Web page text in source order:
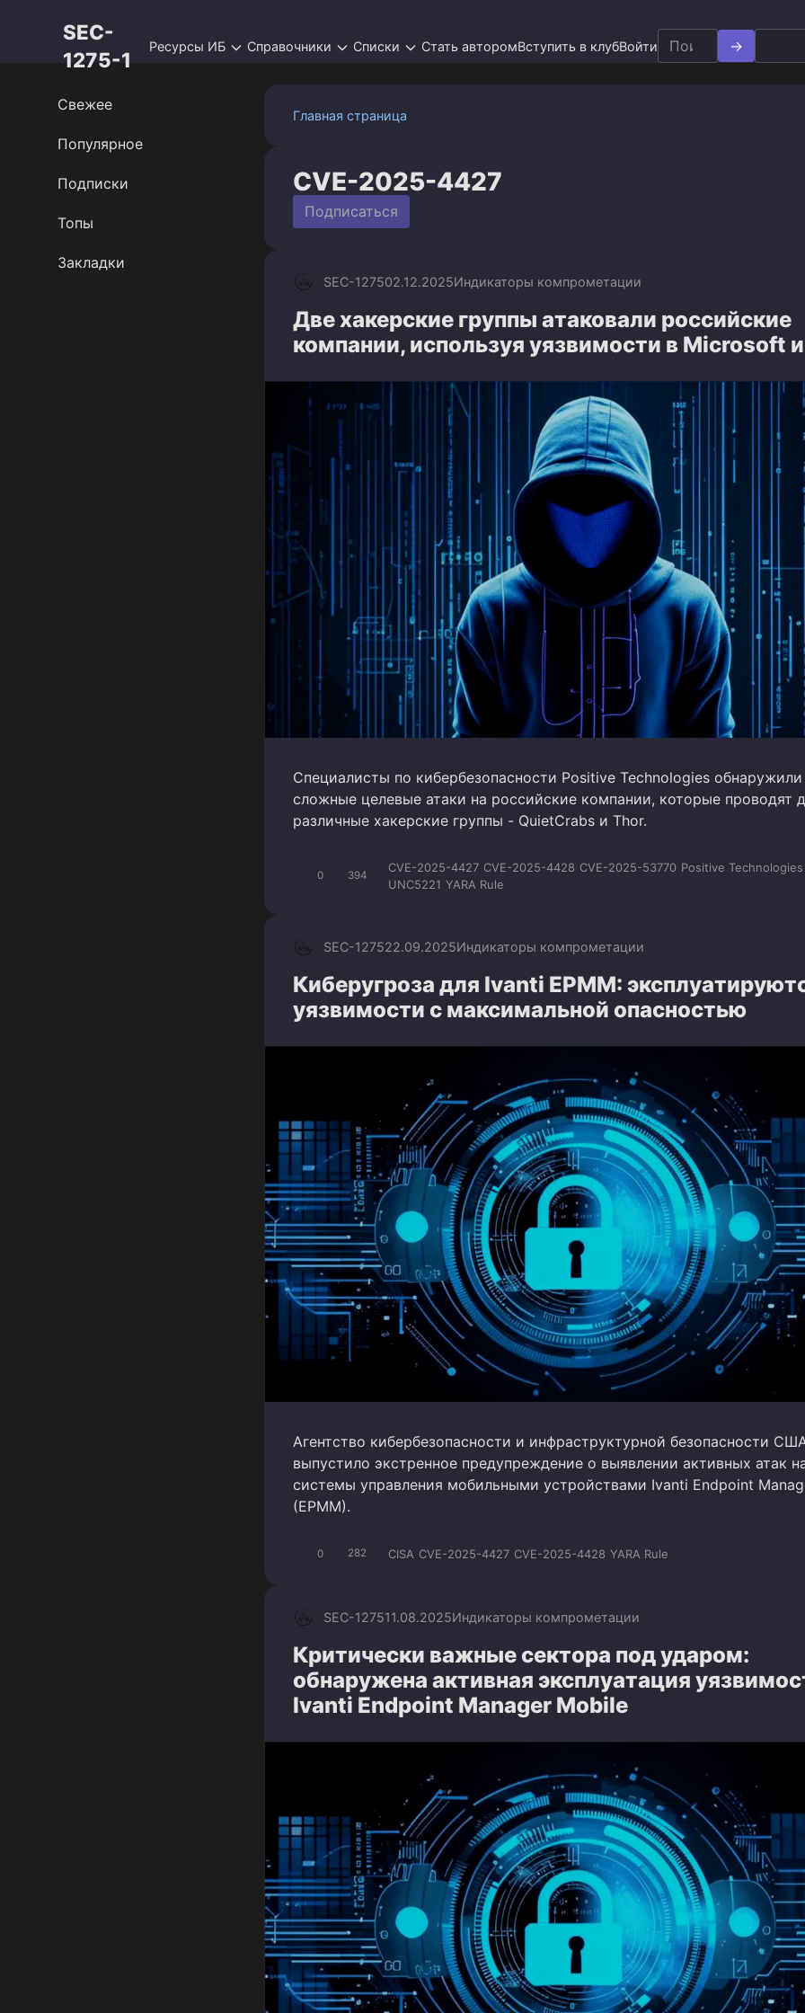
SEC-
1275-1
Ресурсы ИБ Справочники Списки Стать авторомВступить в клубВойти Search
for:
Главная страница
CVE-2025-4427
Подписаться
SEC-127502.12.2025Индикаторы компрометации
Две хакерские группы атаковали российские
компании, используя уязвимости в Microsoft
Специалисты по кибербезопасности Positive Technologies обнаружили
сложные целевые атаки на российские компании, которые проводят
различные хакерские группы - QuietCrabs и Thor.
0 394
CVE-2025-4427 CVE-2025-4428 CVE-2025-53770 Positive Technologies
UNC5221 YARA Rule
SEC-127522.09.2025Индикаторы компрометации
Киберугроза для Ivanti EPMM:
уязвимости с максимальной опасностью
Агентство кибербезопасности и инфраструктурной безопасности
выпустило экстренное предупреждение о выявлении активных атак
системы управления мобильными устройствами Ivanti Endpoint
(EPMM).
0 282 CISA CVE-2025-4427 CVE-2025-4428 YARA Rule
SEC-127511.08.2025Индикаторы компрометации
Критически важные сектора под ударом:
обнаружена активная эксплуатация
Ivanti Endpoint Manager Mobile
Свежее
Популярное
Подписки
Топы
Закладки